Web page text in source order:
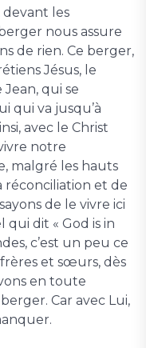
les
nous assure
de rien. Ce berger,
Jésus, le
Jean, qui se
qui va jusqu’à
avec le Christ
notre
malgré les hauts
réconciliation et de
de le vivre ici
qui dit « God is in
c’est un peu ce
et sœurs, dès
en toute
Car avec Lui,